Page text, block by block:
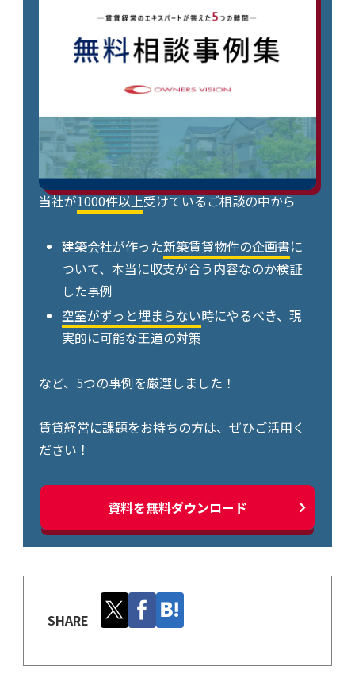
当社が1000件以上受けているご相談の中から
建築会社が作った新築賃貸物件の企画書に
ついて、本当に収支が合う内容なのか検証
した事例
空室がずっと埋まらない時にやるべき、現
実的に可能な王道の対策
など、5つの事例を厳選しました！
賃貸経営に課題をお持ちの方は、ぜひご活用く
ださい！
資料を無料ダウンロード
SHARE